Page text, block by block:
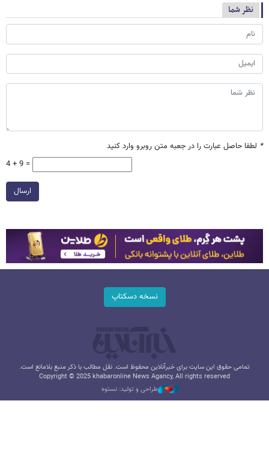
نظر شما
* لطفا حاصل عبارت را در جعبه متن روبرو وارد کنید
4 + 9 =
ارسال
نسخه دسکتاپ
تمامی حقوق این سایت برای خبرآنلاین محفوظ است. نقل مطالب با ذکر منبع بلامانع است.
Copyright © 2025 khabaronline News Agancy, All rights reserved
طراحی و تولید: نستوه